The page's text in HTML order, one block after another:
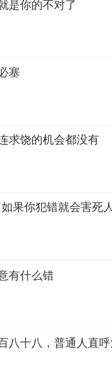
是你的不对了
塞
求饶的机会都没有
果你犯错就会害死
有什么错
八十八，普通人直